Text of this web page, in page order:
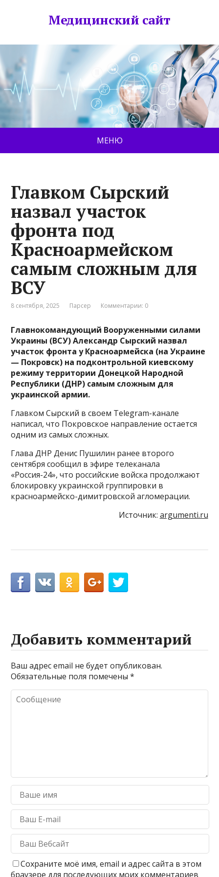
Медицинский сайт
МЕНЮ
Главком Сырский
назвал участок
фронта под
Красноармейском
самым сложным для
ВСУ
8 сентября, 2025 Парсер Комментарии: 0
Главнокомандующий Вооруженными силами
Украины (ВСУ) Александр Сырский назвал
участок фронта у Красноармейска (на Украине
— Покровск) на подконтрольной киевскому
режиму территории Донецкой Народной
Республики (ДНР) самым сложным для
украинской армии.
Главком Сырский в своем Telegram-канале
написал, что Покровское направление остается
одним из самых сложных.
Глава ДНР Денис Пушилин ранее второго
сентября сообщил в эфире телеканала
«Россия-24», что российские войска продолжают
блокировку украинской группировки в
красноармейско-димитровской агломерации.
Источник: argumenti.ru
Добавить комментарий
Ваш адрес email не будет опубликован.
Обязательные поля помечены*
Сохраните моё имя, email и адрес сайта в этом
браузере для последующих моих комментариев